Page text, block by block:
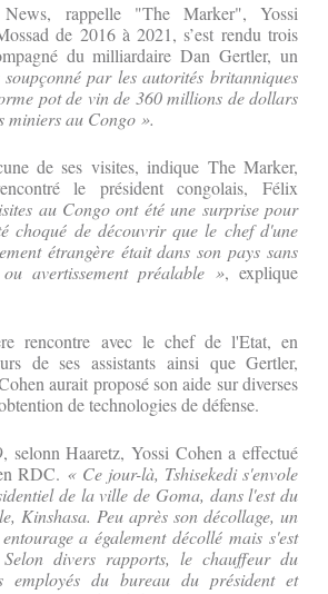
rappelle "The Marker", Yossi
de 2016 à 2021, s’est rendu trois
du milliardaire Dan Gertler, un
soupçonné par les autorités britanniques
pot de vin de 360 millions de dollars
miniers au Congo ».
de ses visites, indique The Marker,
le président congolais, Félix
au Congo ont été une surprise pour
choqué de découvrir que le chef d'une
étrangère était dans son pays sans
avertissement préalable », explique
rencontre avec le chef de l'Etat, en
de ses assistants ainsi que Gertler,
aurait proposé son aide sur diverses
de technologies de défense.
selonn Haaretz, Yossi Cohen a effectué
RDC. « Ce jour-là, Tshisekedi s'envole
de la ville de Goma, dans l'est du
Kinshasa. Peu après son décollage, un
a également décollé mais s'est
divers rapports, le chauffeur du
employés du bureau du président et